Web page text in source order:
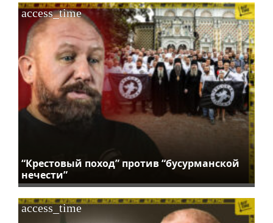
“Крестовый поход” против “бусурманской
нечести”
access_time
access_time